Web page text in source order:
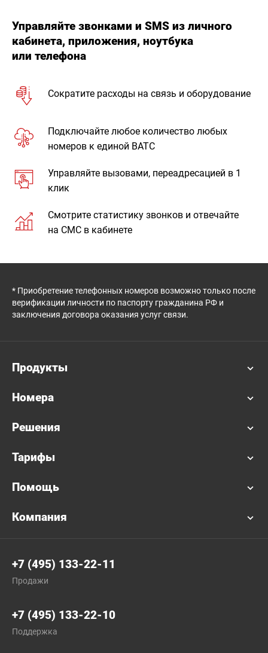
Управляйте звонками и SMS из личного
кабинета, приложения, ноутбука
или телефона
Сократите расходы на связь и оборудование
Подключайте любое количество любых
номеров к единой ВАТС
Управляйте вызовами, переадресацией в 1
клик
Смотрите статистику звонков и отвечайте
на СМС в кабинете
* Приобретение телефонных номеров возможно только после
верификации личности по паспорту гражданина РФ и
заключения договора оказания услуг связи.
Продукты
Номера
Решения
Тарифы
Помощь
Компания
+7 (495) 133-22-11
Продажи
+7 (495) 133-22-10
Поддержка